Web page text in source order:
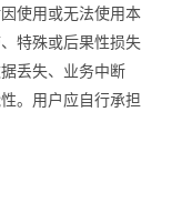
使用或无法使用本
特殊或后果性损失
丢失、业务中断
。用户应自行承担